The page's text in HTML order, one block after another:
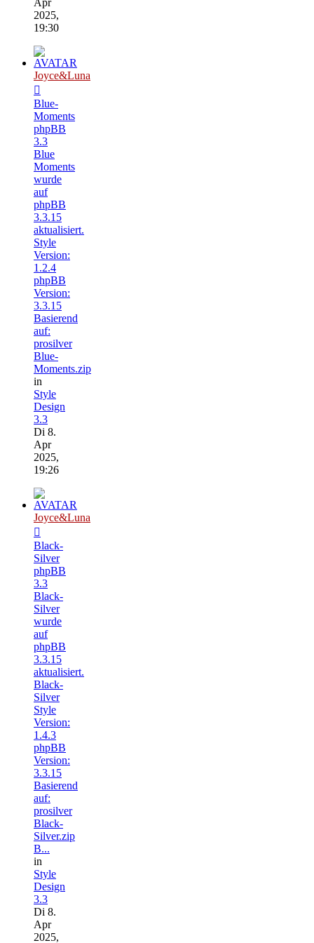
Apr
2025,
19:30
Joyce&Luna
Blue-
Moments
phpBB
3.3
Blue
Moments
wurde
auf
phpBB
3.3.15
aktualisiert.
Style
Version:
1.2.4
phpBB
Version:
3.3.15
Basierend
auf:
prosilver
Blue-
Moments.zip
in
Style
Design
3.3
Di 8.
Apr
2025,
19:26
Joyce&Luna
Black-
Silver
phpBB
3.3
Black-
Silver
wurde
auf
phpBB
3.3.15
aktualisiert.
Black-
Silver
Style
Version:
1.4.3
phpBB
Version:
3.3.15
Basierend
auf:
prosilver
Black-
Silver.zip
B...
in
Style
Design
3.3
Di 8.
Apr
2025,